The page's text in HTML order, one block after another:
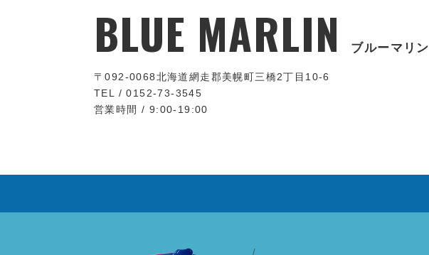
BLUE MARLIN ブルーマリン
〒092-0068北海道網走郡美幌町三橋2丁目10-6
TEL / 0152-73-3545
営業時間 / 9:00-19:00